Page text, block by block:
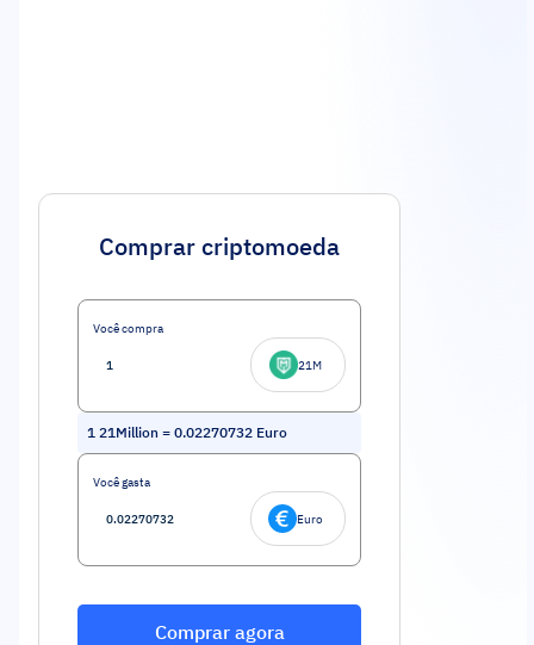
Comprar criptomoeda
Você compra
21M
1 21Million = 0.02270732 Euro
Você gasta
Euro
Comprar agora